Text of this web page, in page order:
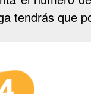
tendrás que
Por lo general, la
Debido a que